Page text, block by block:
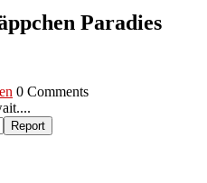
Paradies
0 Comments